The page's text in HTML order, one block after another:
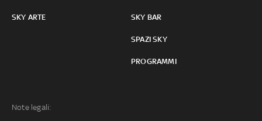
SKY ARTE SKY BAR
SPAZI SKY
PROGRAMMI
Note legali: